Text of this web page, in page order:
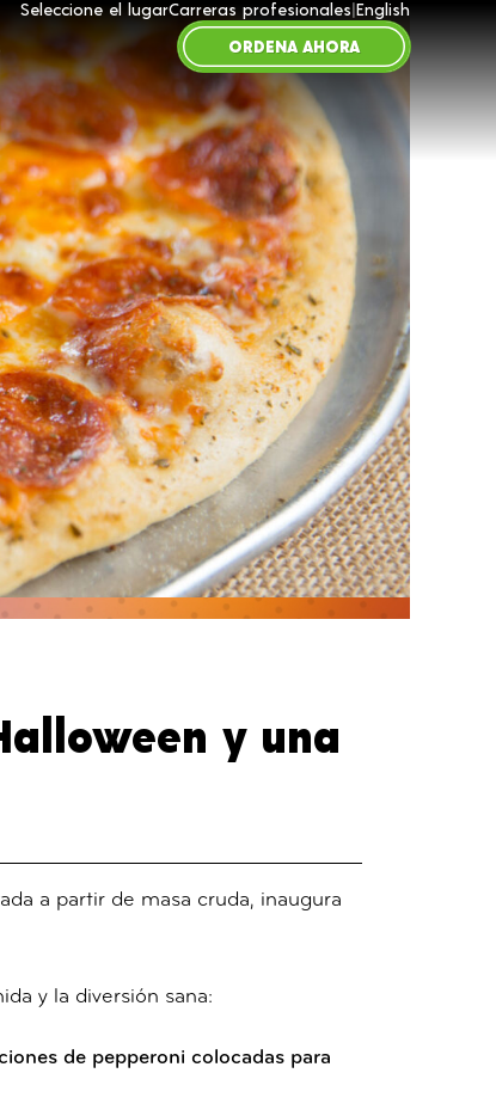
Seleccione el lugarCarreras profesionales|English
ORDENA AHORA
y una
a partir de masa cruda, inaugura
y la diversión sana:
de pepperoni colocadas para